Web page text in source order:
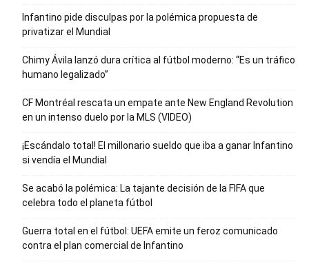
Infantino pide disculpas por la polémica propuesta de
privatizar el Mundial
Chimy Ávila lanzó dura crítica al fútbol moderno: “Es un tráfico
humano legalizado”
CF Montréal rescata un empate ante New England Revolution
en un intenso duelo por la MLS (VIDEO)
¡Escándalo total! El millonario sueldo que iba a ganar Infantino
si vendía el Mundial
Se acabó la polémica: La tajante decisión de la FIFA que
celebra todo el planeta fútbol
Guerra total en el fútbol: UEFA emite un feroz comunicado
contra el plan comercial de Infantino